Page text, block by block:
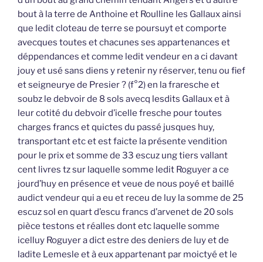
bout à la terre de Anthoine et Roulline les Gallaux ainsi
que ledit cloteau de terre se poursuyt et comporte
avecques toutes et chacunes ses appartenances et
déppendances et comme ledit vendeur en a ci davant
jouy et usé sans diens y retenir ny réserver, tenu ou fief
et seigneurye de Presier ? (f°2) en la fraresche et
soubz le debvoir de 8 sols avecq lesdits Gallaux et à
leur cotité du debvoir d’icelle fresche pour toutes
charges francs et quictes du passé jusques huy,
transportant etc et est faicte la présente vendition
pour le prix et somme de 33 escuz ung tiers vallant
cent livres tz sur laquelle somme ledit Roguyer a ce
jourd’huy en présence et veue de nous poyé et baillé
audict vendeur qui a eu et receu de luy la somme de 25
escuz sol en quart d’escu francs d’arvenet de 20 sols
pièce testons et réalles dont etc laquelle somme
icelluy Roguyer a dict estre des deniers de luy et de
ladite Lemesle et à eux appartenant par moictyé et le